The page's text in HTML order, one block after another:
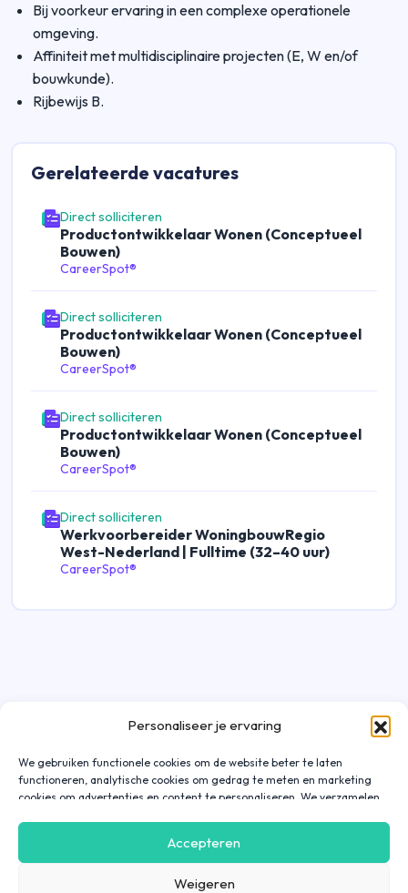
Personaliseer je ervaring
We gebruiken functionele cookies om de website beter te laten
functioneren, analytische cookies om gedrag te meten en marketing
cookies om advertenties en content te personaliseren. We verzamelen
advertenties, op onze website of in onze apps af te stemmen en te
personaliseren op basis van jouw interesses. Gegevens die via
marketing cookies worden verzameld, worden ook gedeeld met derde
Accepteren
Weigeren
Bij voorkeur ervaring in een complexe operationele
omgeving.
Affiniteit met multidisciplinaire projecten (E, W en/of
bouwkunde).
Rijbewijs B.
Gerelateerde vacatures
Direct solliciteren
Productontwikkelaar Wonen (Conceptueel
Bouwen)
CareerSpot®
Direct solliciteren
Productontwikkelaar Wonen (Conceptueel
Bouwen)
CareerSpot®
Direct solliciteren
Productontwikkelaar Wonen (Conceptueel
Bouwen)
CareerSpot®
Direct solliciteren
Werkvoorbereider WoningbouwRegio
West-Nederland | Fulltime (32–40 uur)
CareerSpot®